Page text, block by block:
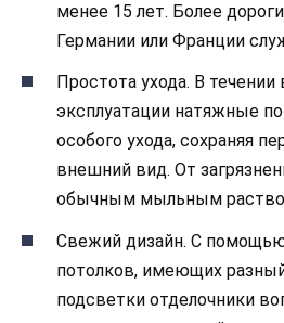
менее 15 лет. Более
Германии или Франции
Простота ухода. В течении
эксплуатации натяжные
особого ухода, сохраняя
внешний вид. От
обычным мыльным
Свежий дизайн. С
потолков, имеющих
подсветки отделочники